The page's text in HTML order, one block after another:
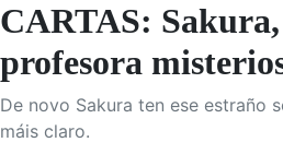
CARTAS:
profesora
De novo Sakura ten ese estraño
máis claro.